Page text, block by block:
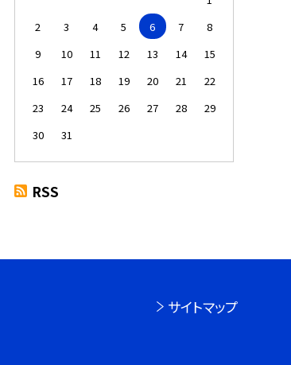
2
3 4 5 6 7
8
9
10 11 12 13 14
15
16
17 18 19 20 21
22
23
24 25 26 27 28
29
30
31
RSS
サイトマップ